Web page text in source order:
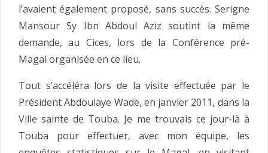
l’avaient également proposé, sans succès. Serigne
Mansour Sy Ibn Abdoul Aziz soutint la même
demande, au Cices, lors de la Conférence pré-
Magal organisée en ce lieu.
Tout s’accéléra lors de la visite effectuée par le
Président Abdoulaye Wade, en janvier 2011, dans la
Ville sainte de Touba. Je me trouvais ce jour-là à
Touba pour effectuer, avec mon équipe, les